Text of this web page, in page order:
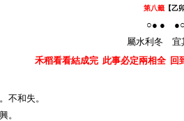
第八籤【乙
○● ●
屬水利冬 宜
禾稻看看結成完 此事必定兩相全 回
和失。
。